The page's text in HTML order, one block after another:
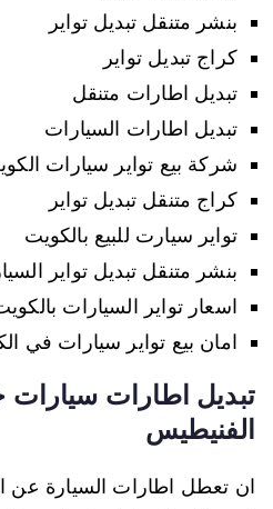
بنشر متنقل تبديل تواير
كراج تبديل تواير
تبديل اطارات متنقل
تبديل اطارات السيارات
شركة بيع تواير سيارات
كراج متنقل تبديل تواير
تواير سيارت للبيع بالكويت
بنشر متنقل تبديل تواير
اسعار تواير السيارات
امان بيع تواير سيارات في
تبديل اطارات سيارات
الفنيطيس
ان تعطل اطارات السيارة عن